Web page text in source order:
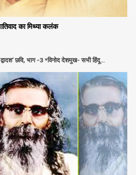
का मिथ्या कलंक
छवि, भाग -3 *विनोद देशमुख- सभी हिंदू…